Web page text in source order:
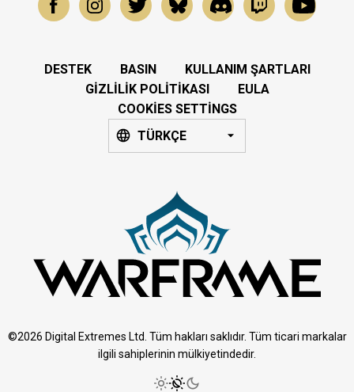
DESTEK BASIN
KULLANIM ŞARTLARI
GIZLILIK POLITIKASI
EULA
COOKIES SETTINGS
TÜRKÇE
©2026 Digital Extremes Ltd. Tüm hakları saklıdır. Tüm ticari markalar
ilgili sahiplerinin mülkiyetindedir.